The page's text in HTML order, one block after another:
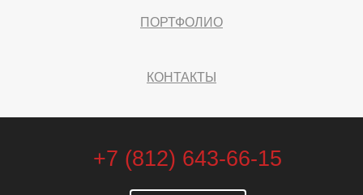
ПОРТФОЛИО
КОНТАКТЫ
+7 (812) 643-66-15